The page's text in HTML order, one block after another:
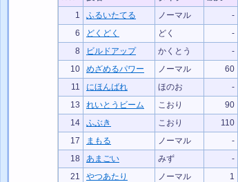
1
ふるいたてる ノーマル -
6
どくどく どく -
8
ビルドアップ かくとう -
10
めざめるパワー ノーマル 60
11
にほんばれ ほのお -
13
れいとうビーム こおり 90
14
ふぶき こおり 110
17
まもる ノーマル -
18
あまごい みず -
21
やつあたり ノーマル 1